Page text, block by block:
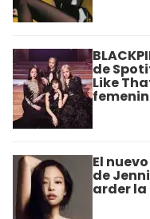
de
Like
El
de
arder la